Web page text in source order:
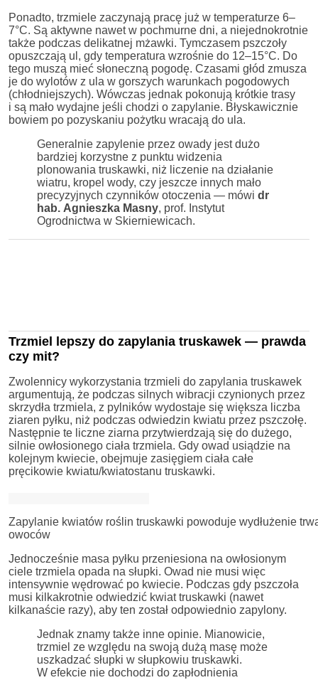
Ponadto, trzmiele zaczynają pracę już w temperaturze 6–
7°C. Są aktywne nawet w pochmurne dni, a niejednokrotnie
także podczas delikatnej mżawki. Tymczasem pszczoły
opuszczają ul, gdy temperatura wzrośnie do 12–15°C. Do
tego muszą mieć słoneczną pogodę. Czasami głód zmusza
je do wylotów z ula w gorszych warunkach pogodowych
(chłodniejszych). Wówczas jednak pokonują krótkie trasy
i są mało wydajne jeśli chodzi o zapylanie. Błyskawicznie
bowiem po pozyskaniu pożytku wracają do ula.
Generalnie zapylenie przez owady jest dużo
bardziej korzystne z punktu widzenia
plonowania truskawki, niż liczenie na działanie
wiatru, kropel wody, czy jeszcze innych mało
precyzyjnych czynników otoczenia — mówi dr
hab. Agnieszka Masny, prof. Instytut
Ogrodnictwa w Skierniewicach.
Trzmiel lepszy do zapylania truskawek — prawda
czy mit?
Zwolennicy wykorzystania trzmieli do zapylania truskawek
argumentują, że podczas silnych wibracji czynionych przez
skrzydła trzmiela, z pylników wydostaje się większa liczba
ziaren pyłku, niż podczas odwiedzin kwiatu przez pszczołę.
Następnie te liczne ziarna przytwierdzają się do dużego,
silnie owłosionego ciała trzmiela. Gdy owad usiądzie na
kolejnym kwiecie, obejmuje zasięgiem ciała całe
pręcikowie kwiatu/kwiatostanu truskawki.
Zapylanie kwiatów roślin truskawki powoduje wydłużenie
owoców
Jednocześnie masa pyłku przeniesiona na owłosionym
ciele trzmiela opada na słupki. Owad nie musi więc
intensywnie wędrować po kwiecie. Podczas gdy pszczoła
musi kilkakrotnie odwiedzić kwiat truskawki (nawet
kilkanaście razy), aby ten został odpowiednio zapylony.
Jednak znamy także inne opinie. Mianowicie,
trzmiel ze względu na swoją dużą masę może
uszkadzać słupki w słupkowiu truskawki.
W efekcie nie dochodzi do zapłodnienia